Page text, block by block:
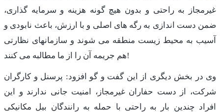
غیرمجاز به راحتی و بدون هیچ گونه هزینه و سرمایه گذاری،
ضمن دست اندازی به رگه های اصلی و با ارزش، باعث نابودی و
آسیب به محیط زیست منطقه می شوند و سازمانهای نظارتی
هم جریمه آن را از ما مطالبه می کنند!
وی در بخش دیگری از این گفت و گو افزود: پرسنل و کارگران
شرکت، از دست حفاران غیرمجاز، امنیت جانی ندارند و این
افراد چندین بار به راحتی با حمله به رانندگان بیل مکانیکی